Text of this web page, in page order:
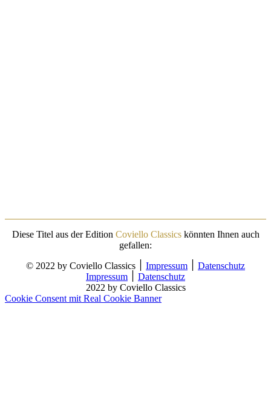
Diese Titel aus der Edition Coviello Classicskönnten Ihnen auch
gefallen:
Impressum
Datenschutz
Impressum
Datenschutz
2022 by Coviello Classics
Cookie Consent mit Real Cookie Banner